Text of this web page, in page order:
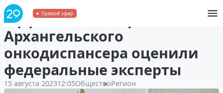
Прямой эфир
Эффективность работы
Архангельского
онкодиспансера оценили
федеральные эксперты
15 августа 202312:05ОбществоРегион